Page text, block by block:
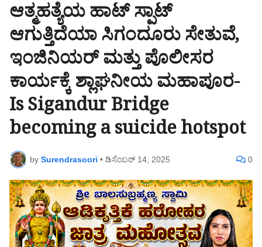
ಆತ್ಮಹತ್ಯೆಯ ಹಾಟ್ ಸ್ಪಾಟ್
ಆಗುತ್ತಿದೆಯಾ ಸಿಗಂದೂರು ಸೇತುವೆ,
ಇಂಜಿನಿಯರ್ ಮತ್ತು ಪೊಲೀಸರ
ಕಾರ್ಯಕ್ಕೆ ಶ್ಲಾಘನೀಯ ಮಹಾಪೂರ-
Is Sigandur Bridge
becoming a suicide hotspot
by Surendrasoori • ಡಿಸೆಂಬರ್ 14, 2025 0